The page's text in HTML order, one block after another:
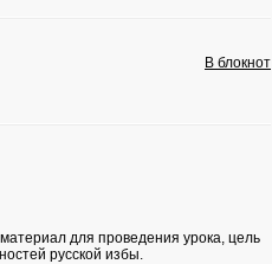
В блокнот
для проведения урока, цель
русской избы.